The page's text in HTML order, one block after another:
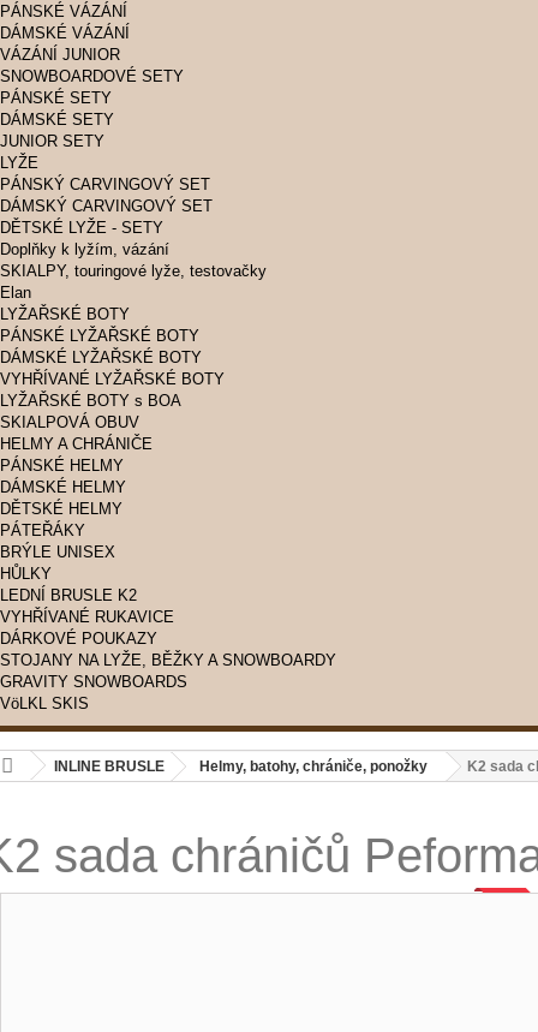
PÁNSKÉ VÁZÁNÍ
DÁMSKÉ VÁZÁNÍ
VÁZÁNÍ JUNIOR
SNOWBOARDOVÉ SETY
PÁNSKÉ SETY
DÁMSKÉ SETY
JUNIOR SETY
LYŽE
PÁNSKÝ CARVINGOVÝ SET
DÁMSKÝ CARVINGOVÝ SET
DĚTSKÉ LYŽE - SETY
Doplňky k lyžím, vázání
SKIALPY, touringové lyže, testovačky
Elan
LYŽAŘSKÉ BOTY
PÁNSKÉ LYŽAŘSKÉ BOTY
DÁMSKÉ LYŽAŘSKÉ BOTY
VYHŘÍVANÉ LYŽAŘSKÉ BOTY
LYŽAŘSKÉ BOTY s BOA
SKIALPOVÁ OBUV
HELMY A CHRÁNIČE
PÁNSKÉ HELMY
DÁMSKÉ HELMY
DĚTSKÉ HELMY
PÁTEŘÁKY
BRÝLE UNISEX
HŮLKY
LEDNÍ BRUSLE K2
VYHŘÍVANÉ RUKAVICE
DÁRKOVÉ POUKAZY
STOJANY NA LYŽE, BĚŽKY A SNOWBOARDY
GRAVITY SNOWBOARDS
VöLKL SKIS
INLINE BRUSLE Helmy, batohy, chrániče, ponožky K2 sada
sada chráničů